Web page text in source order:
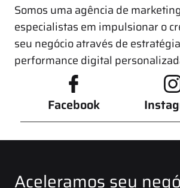
Somos uma agência de
especialistas em impulsionar o
seu negócio através de
performance digital
Facebook
Aceleramos seu